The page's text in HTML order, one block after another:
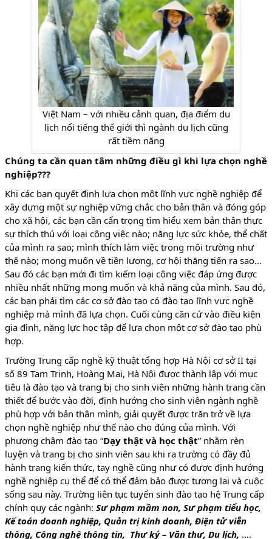
Việt Nam – với nhiều cảnh quan, địa điểm du
lịch nổi tiếng thế giới thì ngành du lịch cũng
rất tiềm năng
Chúng ta cần quan tâm những điều gì khi lựa chọn nghề
nghiệp???
Khi các bạn quyết định lựa chọn một lĩnh vực nghề nghiệp để
xây dựng một sự nghiệp vững chắc cho bản thân và đóng góp
cho xã hội, các bạn cần cẩn trọng tìm hiểu xem bản thân thực
sự thích thú với loại công việc nào; năng lực sức khỏe, thể chất
của mình ra sao; mình thích làm việc trong môi trường như
thế nào; mong muốn về tiền lương, cơ hội thăng tiến ra sao…
Sau đó các bạn mới đi tìm kiếm loại công việc đáp ứng được
nhiều nhất những mong muốn và khả năng của mình. Sau đó,
các bạn phải tìm các cơ sở đào tạo có đào tạo lĩnh vực nghề
nghiệp mà mình đã lựa chọn. Cuối cùng căn cứ vào điều kiện
gia đình, năng lực học tập để lựa chọn một cơ sở đào tạo phù
hợp.
Trường Trung cấp nghề kỹ thuật tổng hợp Hà Nội cơ sở II tại
số 89 Tam Trinh, Hoàng Mai, Hà Nội được thành lập với mục
tiêu là đào tạo và trang bị cho sinh viên những hành trang cần
thiết để bước vào đời, định hướng cho sinh viên ngành nghề
phù hợp với bản thân mình, giải quyết được trăn trở về lựa
chọn nghề nghiệp như thế nào cho đúng của mình. Với
phương châm đào tạo “Dạy thật và học thật” nhằm rèn
luyện và trang bị cho sinh viên sau khi ra trường có đầy đủ
hành trang kiến thức, tay nghề cũng như có được định hướng
nghề nghiệp cụ thể để có thể đảm bảo được tương lai và cuộc
sống sau này. Trường liên tục tuyển sinh đào tạo hệ Trung cấp
chính quy các ngành: Sư phạm mầm non, Sư phạm tiểu học,
Kế toán doanh nghiệp, Quản trị kinh doanh, Điện tử viễn
thông, Công nghệ thông tin, Thư ký – Văn thư, Du lịch, ….